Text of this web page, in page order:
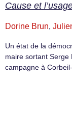
Cause et
Dorine Brun,
Un état de la
maire sortant Serge
campagne à